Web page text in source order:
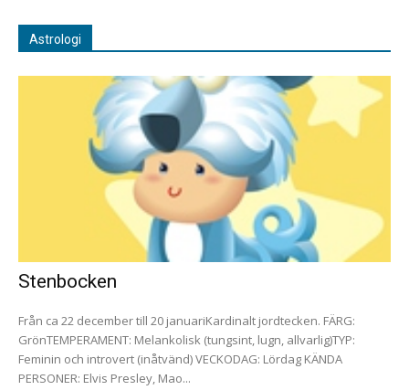
Astrologi
Stenbocken
Från ca 22 december till 20 januariKardinalt jordtecken. FÄRG:
GrönTEMPERAMENT: Melankolisk (tungsint, lugn, allvarlig)TYP:
Feminin och introvert (inåtvänd) VECKODAG: Lördag KÄNDA
PERSONER: Elvis Presley, Mao...